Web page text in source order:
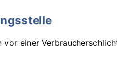
einer